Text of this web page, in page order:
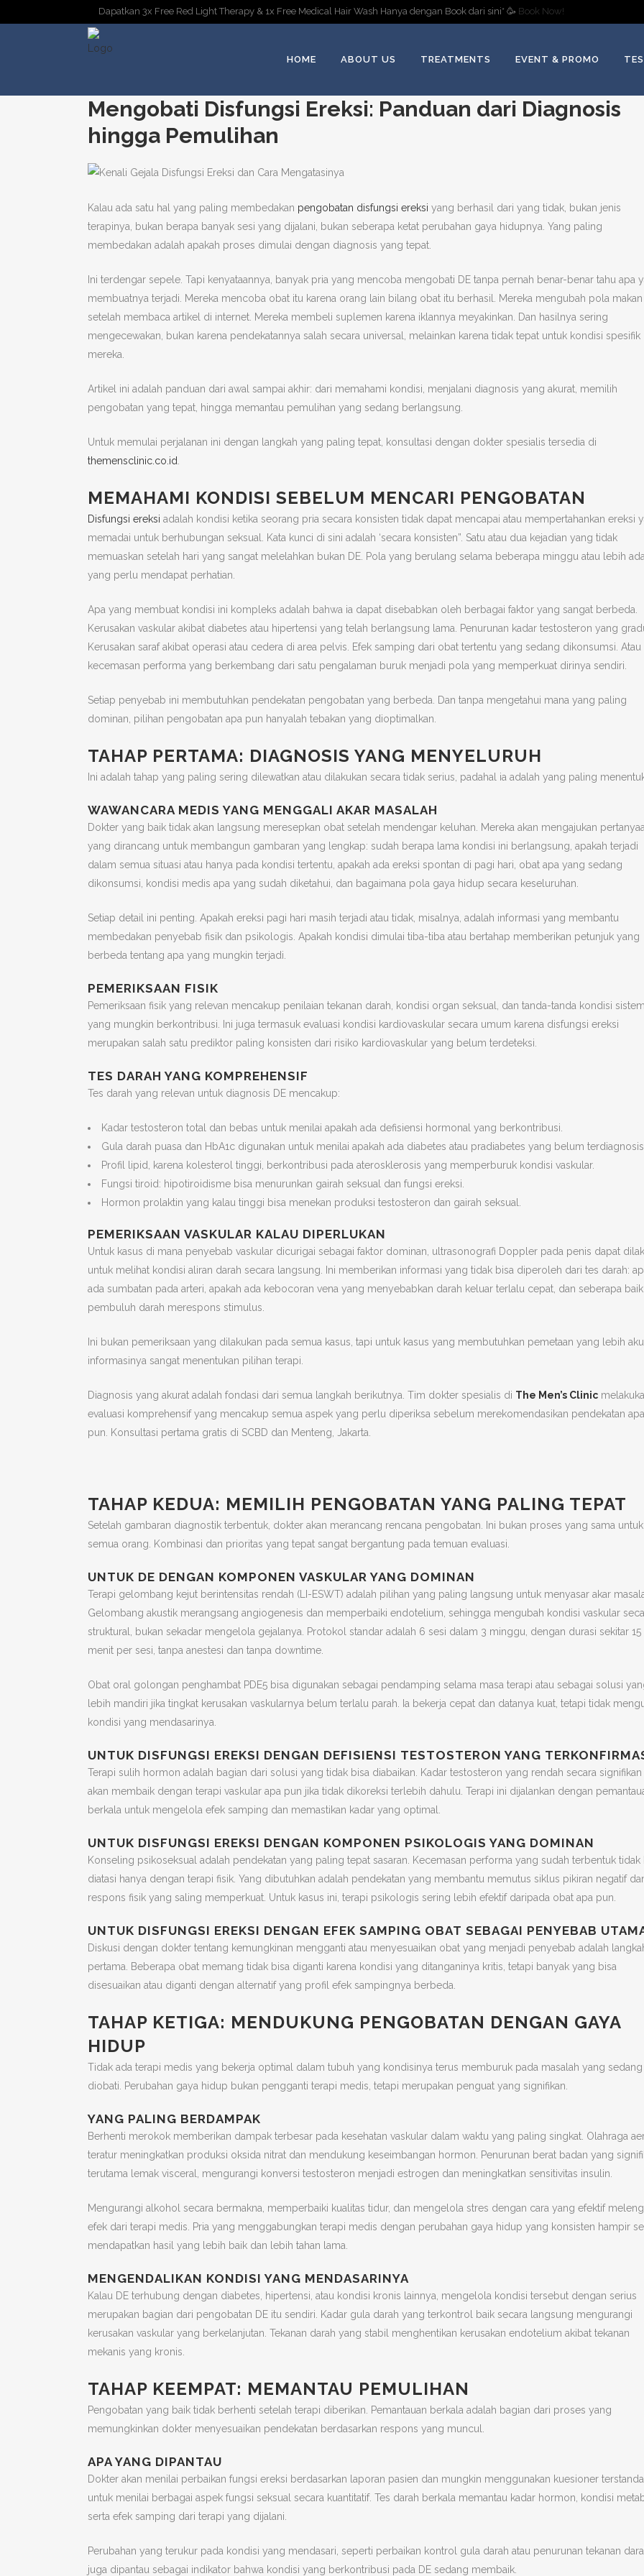
Dapatkan 3x Free Red Light Therapy & 1x Free Medical Hair Wash Hanya dengan Book dari sini* 🥳 Book Now!
HOME ABOUT US TREATMENTS EVENT & PROMO
Mengobati Disfungsi Ereksi: Panduan dari Diagnosis
hingga Pemulihan
Kalau ada satu hal yang paling membedakan pengobatan disfungsi ereksi yang berhasil dari yang tidak, bukan jenis
terapinya, bukan berapa banyak sesi yang dijalani, bukan seberapa ketat perubahan gaya hidupnya. Yang paling
membedakan adalah apakah proses dimulai dengan diagnosis yang tepat.
Ini terdengar sepele. Tapi kenyataannya, banyak pria yang mencoba mengobati DE tanpa pernah benar-benar tahu apa
membuatnya terjadi. Mereka mencoba obat itu karena orang lain bilang obat itu berhasil. Mereka mengubah pola makan
setelah membaca artikel di internet. Mereka membeli suplemen karena iklannya meyakinkan. Dan hasilnya sering
mengecewakan, bukan karena pendekatannya salah secara universal, melainkan karena tidak tepat untuk kondisi spesifik
mereka.
Artikel ini adalah panduan dari awal sampai akhir: dari memahami kondisi, menjalani diagnosis yang akurat, memilih
pengobatan yang tepat, hingga memantau pemulihan yang sedang berlangsung.
Untuk memulai perjalanan ini dengan langkah yang paling tepat, konsultasi dengan dokter spesialis tersedia di
themensclinic.co.id
MEMAHAMI KONDISI SEBELUM MENCARI PENGOBATAN
Disfungsi ereksi adalah kondisi ketika seorang pria secara konsisten tidak dapat mencapai atau mempertahankan ereksi
memadai untuk berhubungan seksual. Kata kunci di sini adalah ‘secara konsisten”. Satu atau dua kejadian yang tidak
memuaskan setelah hari yang sangat melelahkan bukan DE. Pola yang berulang selama beberapa minggu atau lebih
yang perlu mendapat perhatian.
Apa yang membuat kondisi ini kompleks adalah bahwa ia dapat disebabkan oleh berbagai faktor yang sangat berbeda.
Kerusakan vaskular akibat diabetes atau hipertensi yang telah berlangsung lama. Penurunan kadar testosteron yang
Kerusakan saraf akibat operasi atau cedera di area pelvis. Efek samping dari obat tertentu yang sedang dikonsumsi. Atau
kecemasan performa yang berkembang dari satu pengalaman buruk menjadi pola yang memperkuat dirinya sendiri.
Setiap penyebab ini membutuhkan pendekatan pengobatan yang berbeda. Dan tanpa mengetahui mana yang paling
dominan, pilihan pengobatan apa pun hanyalah tebakan yang dioptimalkan.
TAHAP PERTAMA: DIAGNOSIS YANG MENYELURUH
Ini adalah tahap yang paling sering dilewatkan atau dilakukan secara tidak serius, padahal ia adalah yang paling
WAWANCARA MEDIS YANG MENGGALI AKAR MASALAH
Dokter yang baik tidak akan langsung meresepkan obat setelah mendengar keluhan. Mereka akan mengajukan
yang dirancang untuk membangun gambaran yang lengkap: sudah berapa lama kondisi ini berlangsung, apakah terjadi
dalam semua situasi atau hanya pada kondisi tertentu, apakah ada ereksi spontan di pagi hari, obat apa yang sedang
dikonsumsi, kondisi medis apa yang sudah diketahui, dan bagaimana pola gaya hidup secara keseluruhan.
Setiap detail ini penting. Apakah ereksi pagi hari masih terjadi atau tidak, misalnya, adalah informasi yang membantu
membedakan penyebab fisik dan psikologis. Apakah kondisi dimulai tiba-tiba atau bertahap memberikan petunjuk yang
berbeda tentang apa yang mungkin terjadi.
PEMERIKSAAN FISIK
Pemeriksaan fisik yang relevan mencakup penilaian tekanan darah, kondisi organ seksual, dan tanda-tanda kondisi
yang mungkin berkontribusi. Ini juga termasuk evaluasi kondisi kardiovaskular secara umum karena disfungsi ereksi
merupakan salah satu prediktor paling konsisten dari risiko kardiovaskular yang belum terdeteksi.
TES DARAH YANG KOMPREHENSIF
Tes darah yang relevan untuk diagnosis DE mencakup:
Kadar testosteron total dan bebas untuk menilai apakah ada defisiensi hormonal yang berkontribusi.
Gula darah puasa dan HbA1c digunakan untuk menilai apakah ada diabetes atau pradiabetes yang belum terdiagnosis.
Profil lipid, karena kolesterol tinggi, berkontribusi pada aterosklerosis yang memperburuk kondisi vaskular.
Fungsi tiroid: hipotiroidisme bisa menurunkan gairah seksual dan fungsi ereksi.
Hormon prolaktin yang kalau tinggi bisa menekan produksi testosteron dan gairah seksual.
PEMERIKSAAN VASKULAR KALAU DIPERLUKAN
Untuk kasus di mana penyebab vaskular dicurigai sebagai faktor dominan, ultrasonografi Doppler pada penis dapat
untuk melihat kondisi aliran darah secara langsung. Ini memberikan informasi yang tidak bisa diperoleh dari tes darah:
ada sumbatan pada arteri, apakah ada kebocoran vena yang menyebabkan darah keluar terlalu cepat, dan seberapa baik
pembuluh darah merespons stimulus.
Ini bukan pemeriksaan yang dilakukan pada semua kasus, tapi untuk kasus yang membutuhkan pemetaan yang lebih
informasinya sangat menentukan pilihan terapi.
Diagnosis yang akurat adalah fondasi dari semua langkah berikutnya. Tim dokter spesialis di The Men’s Clinic
evaluasi komprehensif yang mencakup semua aspek yang perlu diperiksa sebelum merekomendasikan pendekatan apa
pun. Konsultasi pertama gratis di SCBD dan Menteng, Jakarta.
TAHAP KEDUA: MEMILIH PENGOBATAN YANG PALING TEPAT
Setelah gambaran diagnostik terbentuk, dokter akan merancang rencana pengobatan. Ini bukan proses yang sama untuk
semua orang. Kombinasi dan prioritas yang tepat sangat bergantung pada temuan evaluasi.
UNTUK DE DENGAN KOMPONEN VASKULAR YANG DOMINAN
Terapi gelombang kejut berintensitas rendah (LI-ESWT) adalah pilihan yang paling langsung untuk menyasar akar
Gelombang akustik merangsang angiogenesis dan memperbaiki endotelium, sehingga mengubah kondisi vaskular
struktural, bukan sekadar mengelola gejalanya. Protokol standar adalah 6 sesi dalam 3 minggu, dengan durasi sekitar 15
menit per sesi, tanpa anestesi dan tanpa downtime.
Obat oral golongan penghambat PDE5 bisa digunakan sebagai pendamping selama masa terapi atau sebagai solusi
lebih mandiri jika tingkat kerusakan vaskularnya belum terlalu parah. Ia bekerja cepat dan datanya kuat, tetapi tidak
kondisi yang mendasarinya.
UNTUK DISFUNGSI EREKSI DENGAN DEFISIENSI TESTOSTERON YANG
Terapi sulih hormon adalah bagian dari solusi yang tidak bisa diabaikan. Kadar testosteron yang rendah secara signifikan
akan membaik dengan terapi vaskular apa pun jika tidak dikoreksi terlebih dahulu. Terapi ini dijalankan dengan
berkala untuk mengelola efek samping dan memastikan kadar yang optimal.
UNTUK DISFUNGSI EREKSI DENGAN KOMPONEN PSIKOLOGIS YANG DOMINAN
Konseling psikoseksual adalah pendekatan yang paling tepat sasaran. Kecemasan performa yang sudah terbentuk tidak
diatasi hanya dengan terapi fisik. Yang dibutuhkan adalah pendekatan yang membantu memutus siklus pikiran negatif
respons fisik yang saling memperkuat. Untuk kasus ini, terapi psikologis sering lebih efektif daripada obat apa pun.
UNTUK DISFUNGSI EREKSI DENGAN EFEK SAMPING OBAT SEBAGAI PENYEBAB
Diskusi dengan dokter tentang kemungkinan mengganti atau menyesuaikan obat yang menjadi penyebab adalah
pertama. Beberapa obat memang tidak bisa diganti karena kondisi yang ditanganinya kritis, tetapi banyak yang bisa
disesuaikan atau diganti dengan alternatif yang profil efek sampingnya berbeda.
TAHAP KETIGA: MENDUKUNG PENGOBATAN DENGAN GAYA
HIDUP
Tidak ada terapi medis yang bekerja optimal dalam tubuh yang kondisinya terus memburuk pada masalah yang sedang
diobati. Perubahan gaya hidup bukan pengganti terapi medis, tetapi merupakan penguat yang signifikan.
YANG PALING BERDAMPAK
Berhenti merokok memberikan dampak terbesar pada kesehatan vaskular dalam waktu yang paling singkat. Olahraga
teratur meningkatkan produksi oksida nitrat dan mendukung keseimbangan hormon. Penurunan berat badan yang
terutama lemak visceral, mengurangi konversi testosteron menjadi estrogen dan meningkatkan sensitivitas insulin.
Mengurangi alkohol secara bermakna, memperbaiki kualitas tidur, dan mengelola stres dengan cara yang efektif
efek dari terapi medis. Pria yang menggabungkan terapi medis dengan perubahan gaya hidup yang konsisten hampir
mendapatkan hasil yang lebih baik dan lebih tahan lama.
MENGENDALIKAN KONDISI YANG MENDASARINYA
Kalau DE terhubung dengan diabetes, hipertensi, atau kondisi kronis lainnya, mengelola kondisi tersebut dengan serius
merupakan bagian dari pengobatan DE itu sendiri. Kadar gula darah yang terkontrol baik secara langsung mengurangi
kerusakan vaskular yang berkelanjutan. Tekanan darah yang stabil menghentikan kerusakan endotelium akibat tekanan
mekanis yang kronis.
TAHAP KEEMPAT: MEMANTAU PEMULIHAN
Pengobatan yang baik tidak berhenti setelah terapi diberikan. Pemantauan berkala adalah bagian dari proses yang
memungkinkan dokter menyesuaikan pendekatan berdasarkan respons yang muncul.
APA YANG DIPANTAU
Dokter akan menilai perbaikan fungsi ereksi berdasarkan laporan pasien dan mungkin menggunakan kuesioner
untuk menilai berbagai aspek fungsi seksual secara kuantitatif. Tes darah berkala memantau kadar hormon, kondisi
serta efek samping dari terapi yang dijalani.
Perubahan yang terukur pada kondisi yang mendasari, seperti perbaikan kontrol gula darah atau penurunan tekanan
juga dipantau sebagai indikator bahwa kondisi yang berkontribusi pada DE sedang membaik.